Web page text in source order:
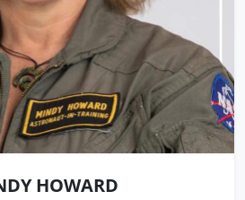
HOWARD